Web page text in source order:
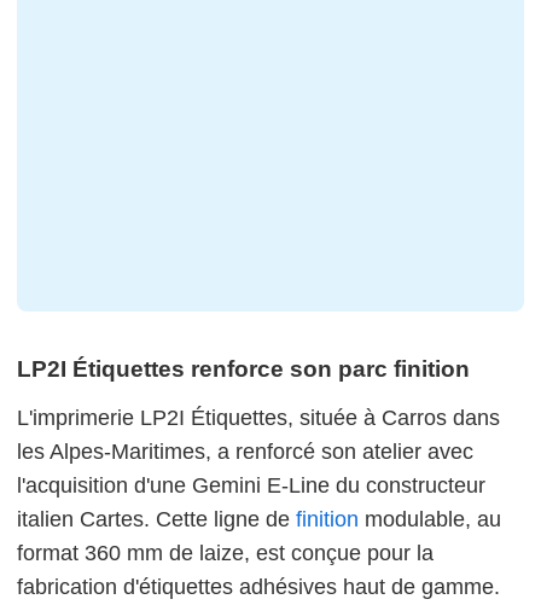
LP2I Étiquettes renforce son parc finition
L'imprimerie LP2I Étiquettes, située à Carros dans
les Alpes-Maritimes, a renforcé son atelier avec
l'acquisition d'une Gemini E-Line du constructeur
italien Cartes. Cette ligne de finition modulable, au
format 360 mm de laize, est conçue pour la
fabrication d'étiquettes adhésives haut de gamme.